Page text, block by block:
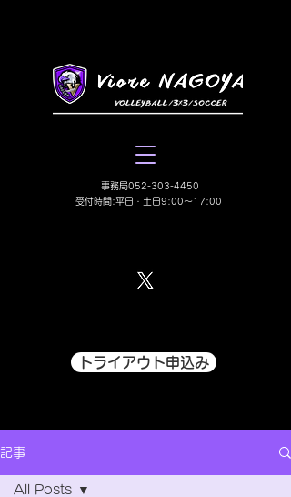
​事務局052-303-4450
受付時間:平日・土日9:00〜17:00
トライアウト申込み
記事
All Posts